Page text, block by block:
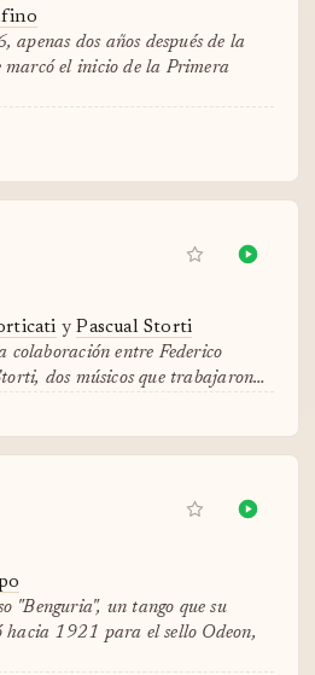
apenas dos años después de la
marcó el inicio de la Primera
yPascual Storti
colaboración entre Federico
dos músicos que trabajaron…
"Benguria", un tango que su
hacia 1921 para el sello Odeon,